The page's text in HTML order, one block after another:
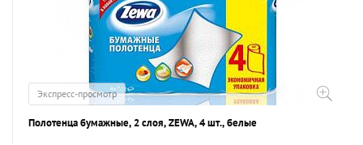
Экспресс-просмотр
Полотенца бумажные, 2 слоя, ZEWA, 4 шт., белые